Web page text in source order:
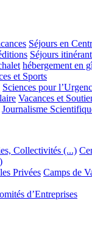
Séjours en
Séjours
hébergement en
et Sports
Sciences pour
Vacances et
Journalisme
Collectivités (...)
Privées Camps de
d’Entreprises